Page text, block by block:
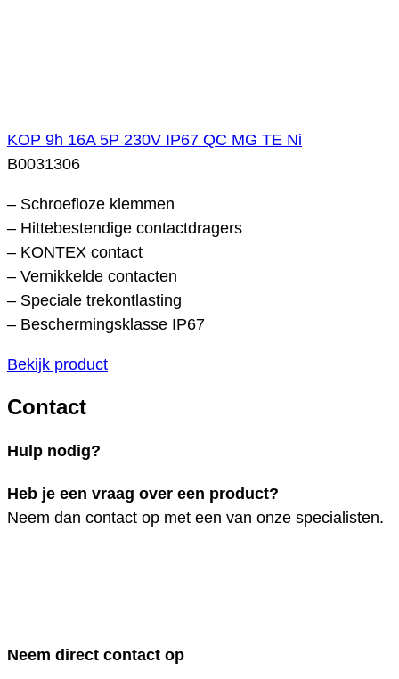
KOP 9h 16A 5P 230V IP67 QC MG TE Ni
B0031306
– Schroefloze klemmen
– Hittebestendige contactdragers
– KONTEX contact
– Vernikkelde contacten
– Speciale trekontlasting
– Beschermingsklasse IP67
Bekijk product
Contact
Hulp nodig?
Heb je een vraag over een product?
Neem dan contact op met een van onze specialisten.
Neem direct contact op